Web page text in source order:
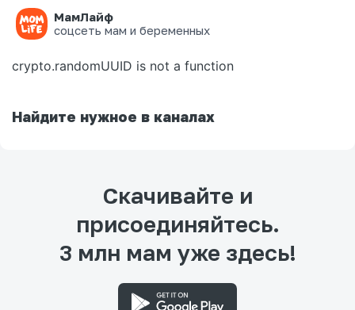
МамЛайф
соцсеть мам и беременных
Ошибка на странице
crypto.randomUUID is not a function
Найдите нужное в каналах
Скачивайте и
присоединяйтесь.
3 млн мам уже здесь!